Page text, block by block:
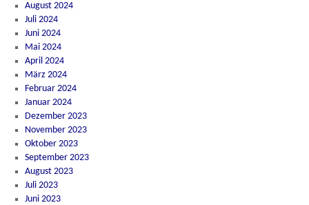
August 2024
Juli 2024
Juni 2024
Mai 2024
April 2024
März 2024
Februar 2024
Januar 2024
Dezember 2023
November 2023
Oktober 2023
September 2023
August 2023
Juli 2023
Juni 2023